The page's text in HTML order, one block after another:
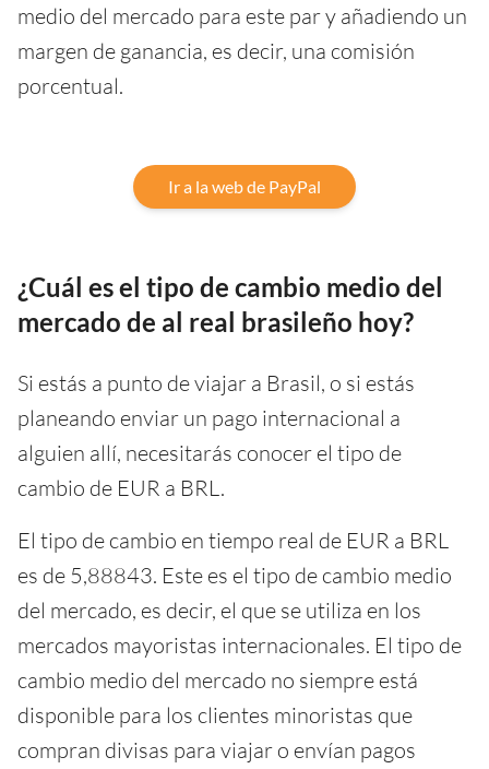
medio del mercado para este par y añadiendo un
margen de ganancia, es decir, una comisión
porcentual.
Ir a la web de PayPal
¿Cuál es el tipo de cambio medio del
mercado de al real brasileño hoy?
Si estás a punto de viajar a Brasil, o si estás
planeando enviar un pago internacional a
alguien allí, necesitarás conocer el tipo de
cambio de EUR a BRL.
El tipo de cambio en tiempo real de EUR a BRL
es de 5,88843. Este es el tipo de cambio medio
del mercado, es decir, el que se utiliza en los
mercados mayoristas internacionales. El tipo de
cambio medio del mercado no siempre está
disponible para los clientes minoristas que
compran divisas para viajar o envían pagos